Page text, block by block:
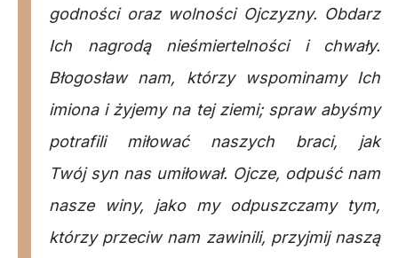
godności oraz wolności Ojczyzny. Obdarz
Ich nagrodą nieśmiertelności i chwały.
Błogosław nam, którzy wspominamy Ich
imiona i żyjemy na tej ziemi; spraw abyśmy
potrafili miłować naszych braci, jak
Twój syn nas umiłował. Ojcze, odpuść nam
nasze winy, jako my odpuszczamy tym,
którzy przeciw nam zawinili, przyjmij naszą